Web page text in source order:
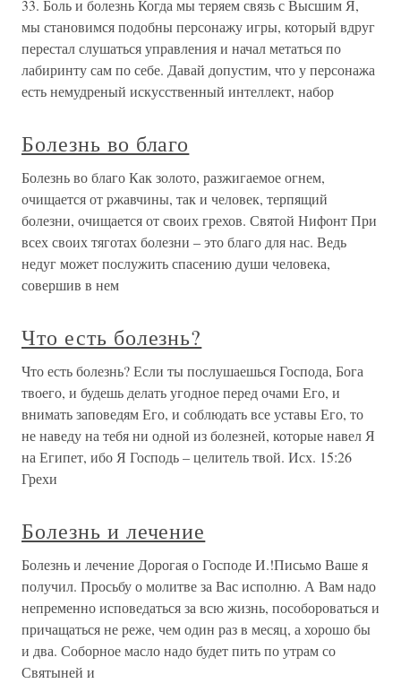
33. Боль и болезнь Когда мы теряем связь с Высшим Я,
мы становимся подобны персонажу игры, который вдруг
перестал слушаться управления и начал метаться по
лабиринту сам по себе. Давай допустим, что у персонажа
есть немудреный искусственный интеллект, набор
Болезнь во благо
Болезнь во благо Как золото, разжигаемое огнем,
очищается от ржавчины, так и человек, терпящий
болезни, очищается от своих грехов. Святой Нифонт При
всех своих тяготах болезни – это благо для нас. Ведь
недуг может послужить спасению души человека,
совершив в нем
Что есть болезнь?
Что есть болезнь? Если ты послушаешься Господа, Бога
твоего, и будешь делать угодное перед очами Его, и
внимать заповедям Его, и соблюдать все уставы Его, то
не наведу на тебя ни одной из болезней, которые навел Я
на Египет, ибо Я Господь – целитель твой. Исх. 15:26
Грехи
Болезнь и лечение
Болезнь и лечение Дорогая о Господе И.!Письмо Ваше я
получил. Просьбу о молитве за Вас исполню. А Вам надо
непременно исповедаться за всю жизнь, пособороваться и
причащаться не реже, чем один раз в месяц, а хорошо бы
и два. Соборное масло надо будет пить по утрам со
Святыней и